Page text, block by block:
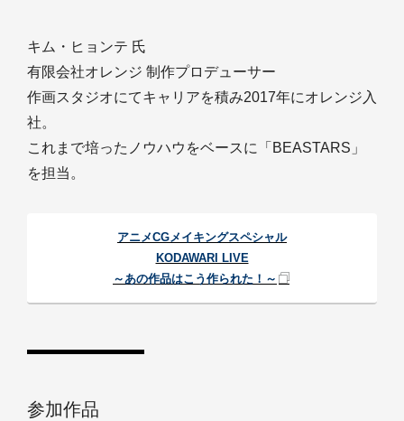
キム・ヒョンテ 氏
有限会社オレンジ 制作プロデューサー
作画スタジオにてキャリアを積み2017年にオレンジ入
社。
これまで培ったノウハウをベースに「BEASTARS」
を担当。
アニメCGメイキングスペシャル
KODAWARI LIVE
～あの作品はこう作られた！～
参加作品